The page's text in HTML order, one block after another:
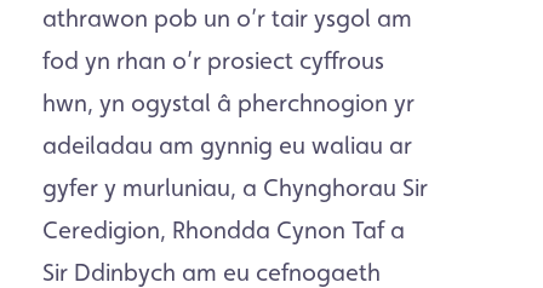
athrawon pob un o’r tair ysgol am
fod yn rhan o’r prosiect cyffrous
hwn, yn ogystal â pherchnogion yr
adeiladau am gynnig eu waliau ar
gyfer y murluniau, a Chynghorau Sir
Ceredigion, Rhondda Cynon Taf a
Sir Ddinbych am eu cefnogaeth